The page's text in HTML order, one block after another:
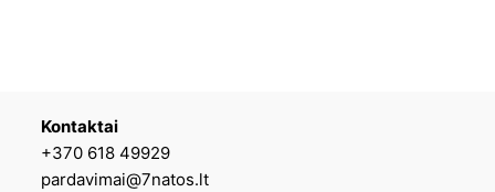
Kontaktai
+370 618 49929
pardavimai@7natos.lt